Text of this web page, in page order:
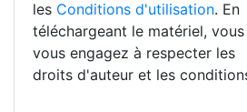
les Conditions d'utilisation. En
téléchargeant le matériel, vous
vous engagez à respecter les
droits d'auteur et les